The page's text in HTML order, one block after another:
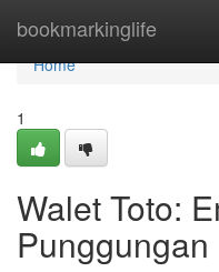
bookmarkinglife
Home
Home
1
Walet Toto:
Punggungan